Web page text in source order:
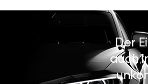
Der
auch